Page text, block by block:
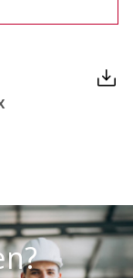
in der